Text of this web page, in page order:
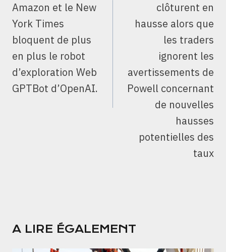
Amazon et le New
York Times
bloquent de plus
en plus le robot
d’exploration Web
GPTBot d’OpenAI.
clôturent en
hausse alors que
les traders
ignorent les
avertissements de
Powell concernant
de nouvelles
hausses
potentielles des
taux
A LIRE ÉGALEMENT